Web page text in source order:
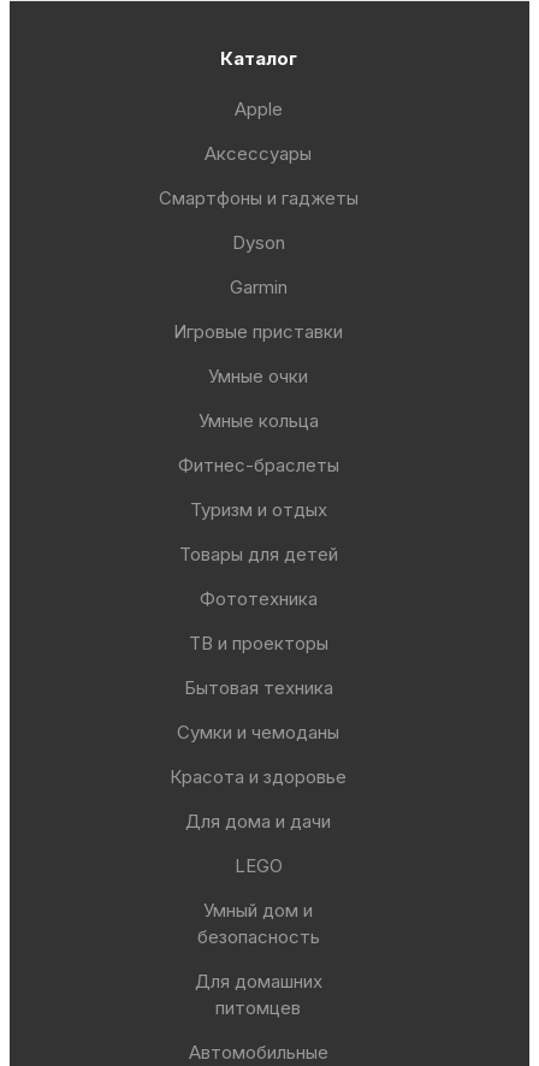
Каталог
Apple
Аксессуары
Смартфоны и гаджеты
Dyson
Garmin
Игровые приставки
Умные очки
Умные кольца
Фитнес-браслеты
Туризм и отдых
Товары для детей
Фототехника
ТВ и проекторы
Бытовая техника
Сумки и чемоданы
Красота и здоровье
Для дома и дачи
LEGO
Умный дом и
безопасность
Для домашних
питомцев
Автомобильные